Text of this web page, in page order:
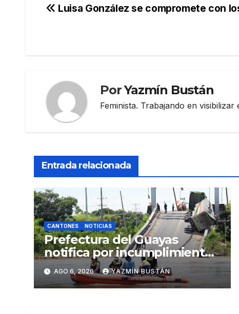
Navegación
Luisa González se compromete con
PorYazmín Bustán
Feminista. Trabajando en
Entrada relacionada
CANTONES NOTICIAS
Prefectura del Guayas
notifica por incumplimiento
contractual a la
Concesionaria CONORTE y
exige celeridad en
AGO 6, 2026 YAZMÍN BUSTÁN